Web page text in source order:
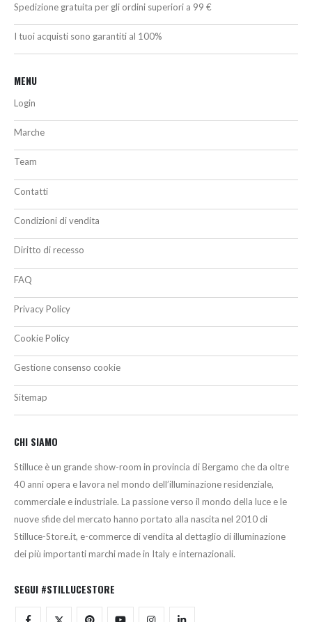
Spedizione gratuita per gli ordini superiori a 99 €
I tuoi acquisti sono garantiti al 100%
MENU
Login
Marche
Team
Contatti
Condizioni di vendita
Diritto di recesso
FAQ
Privacy Policy
Cookie Policy
Gestione consenso cookie
Sitemap
CHI SIAMO
Stilluce è un grande show-room in provincia di Bergamo che da oltre
40 anni opera e lavora nel mondo dell’illuminazione residenziale,
commerciale e industriale. La passione verso il mondo della luce e le
nuove sfide del mercato hanno portato alla nascita nel 2010 di
Stilluce-Store.it, e-commerce di vendita al dettaglio di illuminazione
dei più importanti marchi made in Italy e internazionali.
SEGUI #STILLUCESTORE